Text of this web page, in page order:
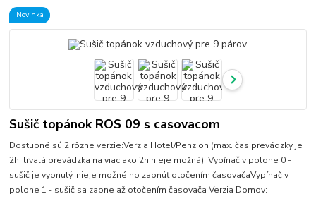
Novinka
Sušič topánok ROS 09 s casovacom
Dostupné sú 2 rôzne verzie:Verzia Hotel/Penzion (max. čas prevádzky je
2h, trvalá prevádzka na viac ako 2h nieje možná): Vypínač v polohe 0 -
sušič je vypnutý, nieje možné ho zapnúť otočením časovačaVypínač v
polohe 1 - sušič sa zapne až otočením časovača Verzia Domov: